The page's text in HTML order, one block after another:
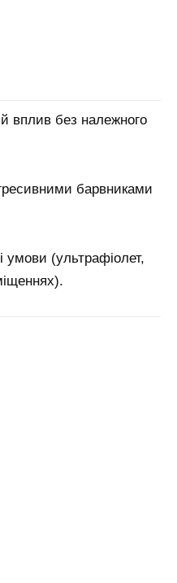
без належного
барвниками
(ультрафіолет,